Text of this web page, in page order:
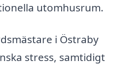
utomhusrum.
i Östraby
stress, samtidigt